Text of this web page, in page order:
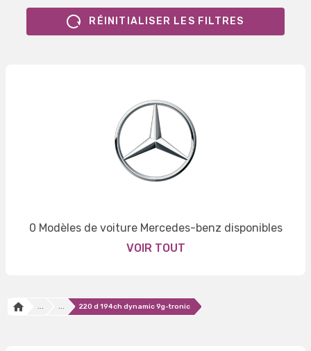
RÉINITIALISER LES FILTRES
0 Modèles de voiture Mercedes-benz disponibles
VOIR TOUT
... ... 220 d 194ch dynamic 9g-tronic